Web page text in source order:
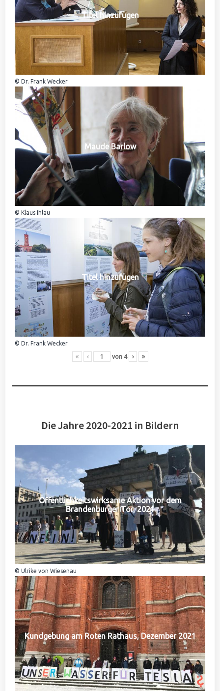
Titel hinzufügen
© Dr. Frank Wecker
Maude Barlow
© Klaus Ihlau
Titel hinzufügen
© Dr. Frank Wecker
« ‹ von 4 › »
Die Jahre 2020-2021 in Bildern
Öffentlichkeitswirksame Aktion vor dem
Brandenburger Tor, 2021
© Ulrike von Wiesenau
Kundgebung am Roten Rathaus, Dezember 2021